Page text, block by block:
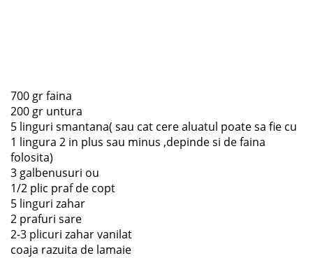
700 gr faina
200 gr untura
5 linguri smantana( sau cat cere aluatul poate sa fie cu
1 lingura 2 in plus sau minus ,depinde si de faina
folosita)
3 galbenusuri ou
1/2 plic praf de copt
5 linguri zahar
2 prafuri sare
2-3 plicuri zahar vanilat
coaja razuita de lamaie